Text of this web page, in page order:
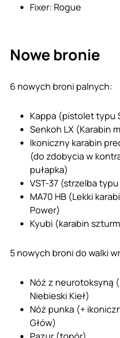
Fixer: Rogue
Nowe bronie
6 nowych broni palnych:
Kappa (pistolet typu
Senkoh LX (Karabin
Ikoniczny karabin
(do zdobycia w
pułapka)
VST-37 (strzelba
MA70 HB (Lekki
Power)
Kyubi (karabin
5 nowych broni do walki
Nóż z neurotoksyną
Niebieski Kieł)
Nóż punka (+
Głów)